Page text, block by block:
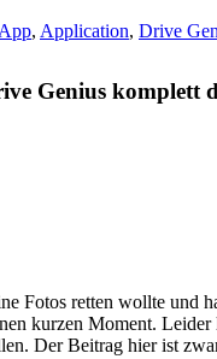
App, Application, Drive
Genius komplett
Fotos retten wollte und
kurzen Moment.
Der Beitrag hier ist